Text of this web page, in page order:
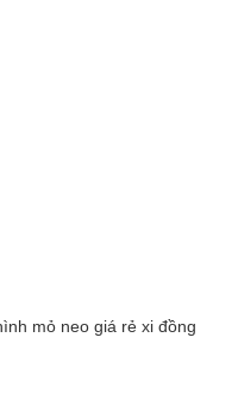
mỏ neo giá rẻ xi đồng